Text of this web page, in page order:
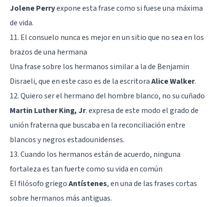
Jolene Perryexpone esta frase como si fuese una máxima
de vida.
11. El consuelo nunca es mejor en un sitio que no sea en los
brazos de una hermana
Una frase sobre los hermanos similar a la de Benjamin
Disraeli, que en este caso es de la escritoraAlice Walker.
12. Quiero ser el hermano del hombre blanco, no su cuñado
Martin Luther King, Jr. expresa de este modo el grado de
unión fraterna que buscaba en la reconciliación entre
blancos y negros estadounidenses.
13. Cuando los hermanos están de acuerdo, ninguna
fortaleza es tan fuerte como su vida en común
El filósofo griegoAntístenes, en una de las frases cortas
sobre hermanos más antiguas.